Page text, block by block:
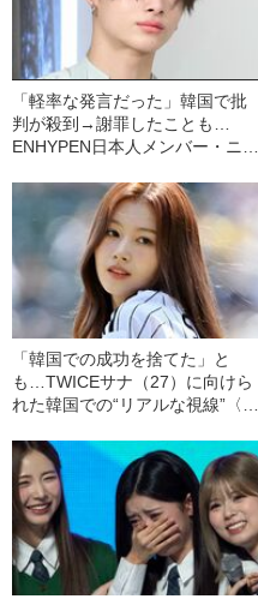
「軽率な発言だった」韓国で批
判が殺到→謝罪したことも…
ENHYPEN日本人メンバー・ニキ
者が解説〉
「韓国での成功を捨てた」と
も…TWICEサナ（27）に向けら
れた韓国での“リアルな視線”〈現